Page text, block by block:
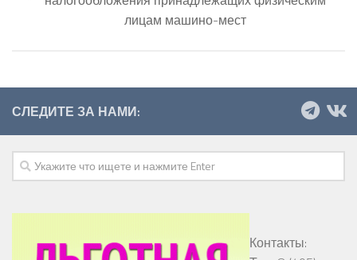
лицам машино-мест
СЛЕДИТЕ ЗА НАМИ:
Контакты: